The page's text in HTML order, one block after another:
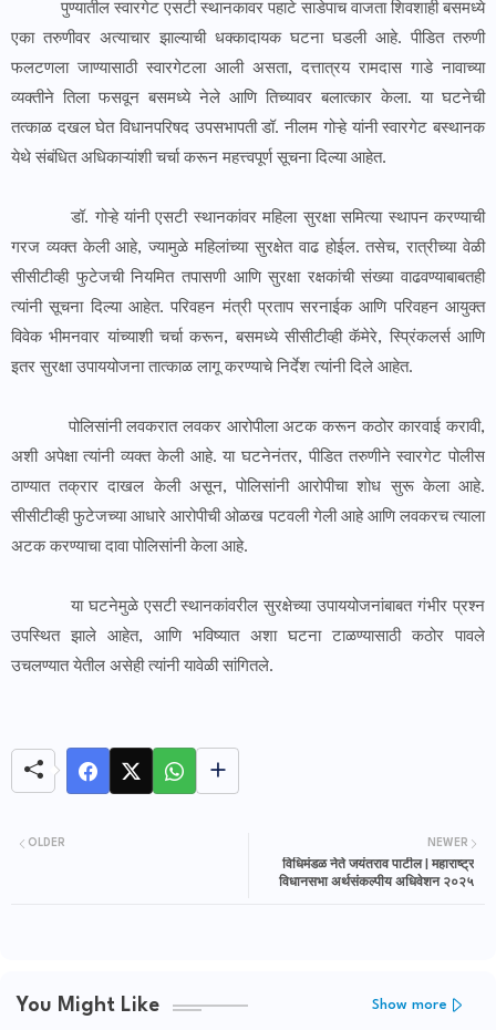
पुण्यातील स्वारगेट एसटी स्थानकावर पहाटे साडेपाच वाजता शिवशाही बसमध्ये
एका तरुणीवर अत्याचार झाल्याची धक्कादायक घटना घडली आहे. पीडित तरुणी
फलटणला जाण्यासाठी स्वारगेटला आली असता, दत्तात्रय रामदास गाडे नावाच्या
व्यक्तीने तिला फसवून बसमध्ये नेले आणि तिच्यावर बलात्कार केला. या घटनेची
तत्काळ दखल घेत विधानपरिषद उपसभापती डॉ. नीलम गोऱ्हे यांनी स्वारगेट बस्थानक
येथे संबंधित अधिकाऱ्यांशी चर्चा करून महत्त्वपूर्ण सूचना दिल्या आहेत.
डॉ. गोऱ्हे यांनी एसटी स्थानकांवर महिला सुरक्षा समित्या स्थापन करण्याची
गरज व्यक्त केली आहे, ज्यामुळे महिलांच्या सुरक्षेत वाढ होईल. तसेच, रात्रीच्या वेळी
सीसीटीव्ही फुटेजची नियमित तपासणी आणि सुरक्षा रक्षकांची संख्या वाढवण्याबाबतही
त्यांनी सूचना दिल्या आहेत. परिवहन मंत्री प्रताप सरनाईक आणि परिवहन आयुक्त
विवेक भीमनवार यांच्याशी चर्चा करून, बसमध्ये सीसीटीव्ही कॅमेरे, स्प्रिंकलर्स आणि
इतर सुरक्षा उपाययोजना तात्काळ लागू करण्याचे निर्देश त्यांनी दिले आहेत.
पोलिसांनी लवकरात लवकर आरोपीला अटक करून कठोर कारवाई करावी,
अशी अपेक्षा त्यांनी व्यक्त केली आहे. या घटनेनंतर, पीडित तरुणीने स्वारगेट पोलीस
ठाण्यात तक्रार दाखल केली असून, पोलिसांनी आरोपीचा शोध सुरू केला आहे.
सीसीटीव्ही फुटेजच्या आधारे आरोपीची ओळख पटवली गेली आहे आणि लवकरच त्याला
अटक करण्याचा दावा पोलिसांनी केला आहे.
या घटनेमुळे एसटी स्थानकांवरील सुरक्षेच्या उपाययोजनांबाबत गंभीर प्रश्न
उपस्थित झाले आहेत, आणि भविष्यात अशा घटना टाळण्यासाठी कठोर पावले
उचलण्यात येतील असेही त्यांनी यावेळी सांगितले.
NEWER
विधिमंडळ नेते जयंतराव पाटील | महाराष्ट्र
विधानसभा अर्थसंकल्पीय अधिवेशन २०२५
OLDER
You Might Like Show more